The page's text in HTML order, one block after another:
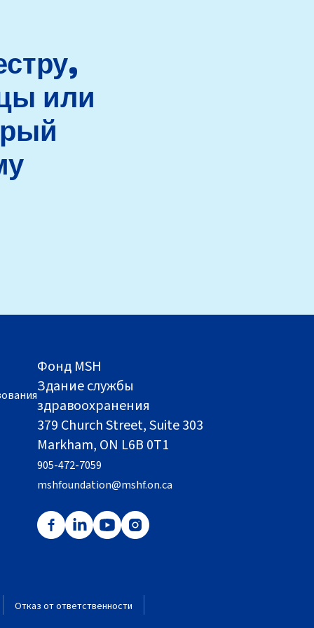
или
Фонд MSH
Здание службы
здравоохранения
379 Church Street, Suite 303
Markham, ON L6B 0T1
905-472-7059
mshfoundation@mshf.on.ca
Отказ от ответственности